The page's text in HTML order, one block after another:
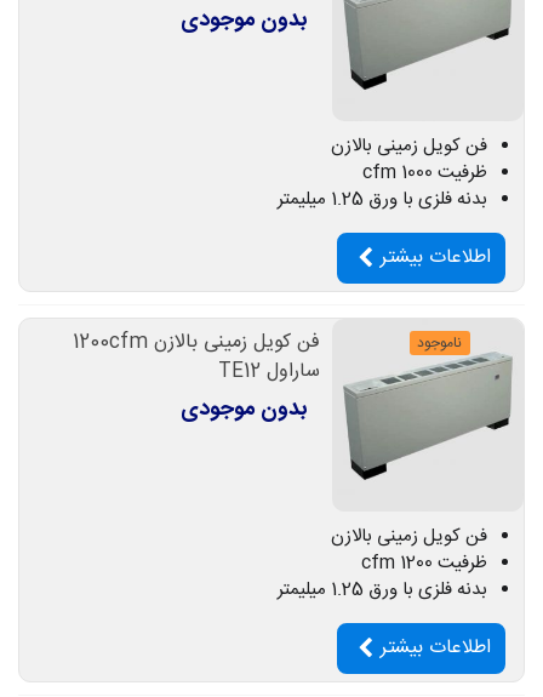
بدون موجودی
فن کویل زمینی بالازن
ظرفیت 1000 cfm
بدنه فلزی با ورق 1.25 میلیمتر
اطلاعات بیشتر
ناموجود
فن کویل زمینی بالازن 1200cfm
ساراول TE12
بدون موجودی
فن کویل زمینی بالازن
ظرفیت 1200 cfm
بدنه فلزی با ورق 1.25 میلیمتر
اطلاعات بیشتر